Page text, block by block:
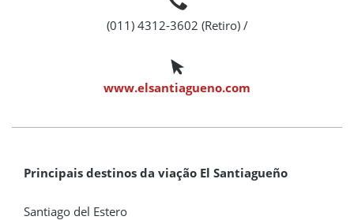
(011) 4312-3602 (Retiro) /
www.elsantiagueno.com
Principais destinos da viação El Santiagueño
Santiago del Estero